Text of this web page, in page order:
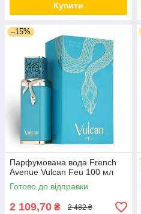
Купити
–15%
Парфумована вода French
Avenue Vulcan Feu 100 мл
Готово до відправки
2 109,70 ₴ 2 482 ₴